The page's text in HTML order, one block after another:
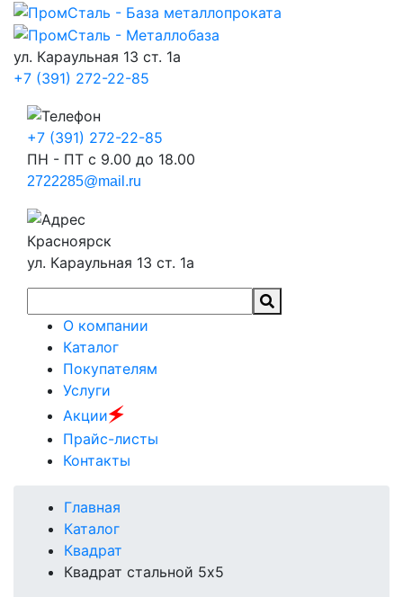
ул. Караульная 13 ст. 1а
+7 (391) 272-22-85
+7 (391) 272-22-85
ПН - ПТ с 9.00 до 18.00
2722285@mail.ru
Красноярск
ул. Караульная 13 ст. 1а
О компании
Каталог
Покупателям
Услуги
Акции🗲
Прайс-листы
Контакты
Главная
Каталог
Квадрат
Квадрат стальной 5х5